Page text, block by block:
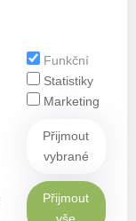
Funkční
Statistiky
Marketing
Přijmout
vybrané
Přijmout